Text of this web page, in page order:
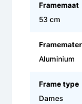
Framemaat
53 cm
Aluminium
Frame type
Dames